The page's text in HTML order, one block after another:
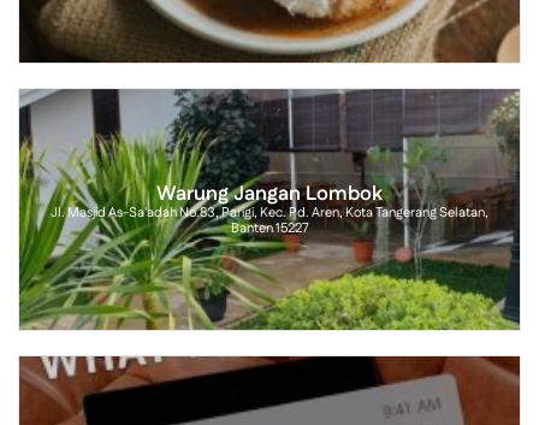
Warung Jangan Lombok
Jl. Masjid As-Sa'adah No.83, Parigi, Kec. Pd. Aren, Kota Tangerang Selatan,
Banten 15227